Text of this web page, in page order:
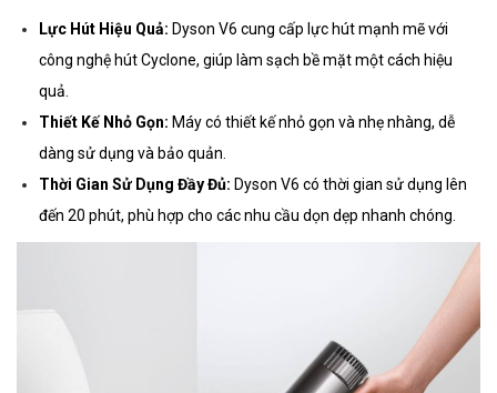
Lực Hút Hiệu Quả: Dyson V6 cung cấp lực hút mạnh mẽ với
công nghệ hút Cyclone, giúp làm sạch bề mặt một cách hiệu
quả.
Thiết Kế Nhỏ Gọn: Máy có thiết kế nhỏ gọn và nhẹ nhàng, dễ
dàng sử dụng và bảo quản.
Thời Gian Sử Dụng Đầy Đủ: Dyson V6 có thời gian sử dụng lên
đến 20 phút, phù hợp cho các nhu cầu dọn dẹp nhanh chóng.